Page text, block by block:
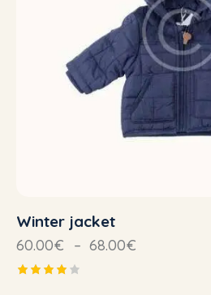
Winter jacket
60.00€ – 68.00€